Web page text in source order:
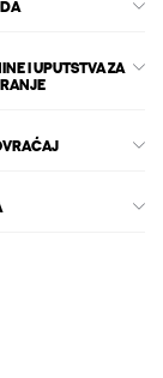
I UPUTSTVA ZA